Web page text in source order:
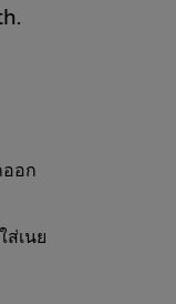
อก
เนย